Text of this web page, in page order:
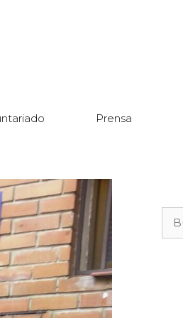
Prensa